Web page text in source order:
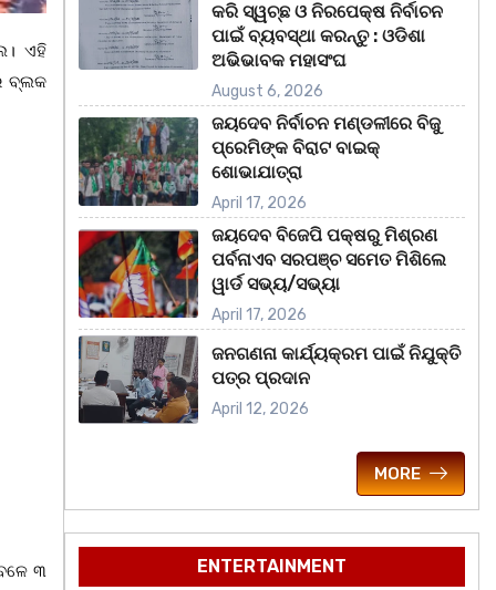
ଏହି
ବ୍ଲକ
୩
କରି ସ୍ୱଚ୍ଛ ଓ ନିରପେକ୍ଷ ନିର୍ବାଚନ
ପାଇଁ ବ୍ୟବସ୍ଥା କରନ୍ତୁ : ଓଡିଶା
ଅଭିଭାବକ ମହାସଂଘ
August 6, 2026
ଜୟଦେବ ନିର୍ବାଚନ ମଣ୍ଡଳୀରେ ବିଜୁ
ପ୍ରେମିଙ୍କ ବିରାଟ ବାଇକ୍
ଶୋଭାଯାତ୍ରା
April 17, 2026
ଜୟଦେବ ବିଜେପି ପକ୍ଷରୁ ମିଶ୍ରଣ
ପର୍ବନାଏବ ସରପଞ୍ଚ ସମେତ ମିଶିଲେ
ୱାର୍ଡ ସଭ୍ୟ/ସଭ୍ୟା
April 17, 2026
ଜନଗଣନା କାର୍ଯ୍ୟକ୍ରମ ପାଇଁ ନିଯୁକ୍ତି
ପତ୍ର ପ୍ରଦାନ
April 12, 2026
MORE
ENTERTAINMENT